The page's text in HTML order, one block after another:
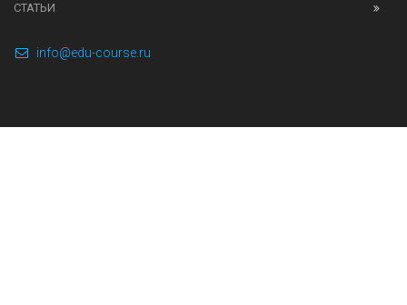
СТАТЬИ
info@edu-course.ru